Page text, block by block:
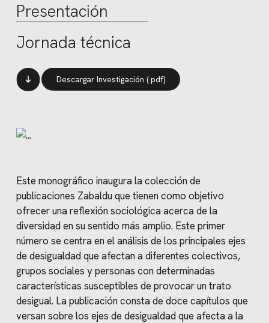
Presentación
Jornada técnica
Descargar Investigación (.pdf)
Este monográfico inaugura la colección de
publicaciones Zabaldu que tienen como objetivo
ofrecer una reflexión sociológica acerca de la
diversidad en su sentido más amplio. Este primer
número se centra en el análisis de los principales ejes
de desigualdad que afectan a diferentes colectivos,
grupos sociales y personas con determinadas
características susceptibles de provocar un trato
desigual. La publicación consta de doce capítulos que
versan sobre los ejes de desigualdad que afecta a la